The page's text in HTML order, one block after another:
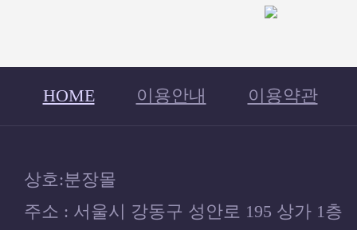
HOME 이용안내 이용약관
상호:분장몰
주소 : 서울시 강동구 성안로 195 상가 1층